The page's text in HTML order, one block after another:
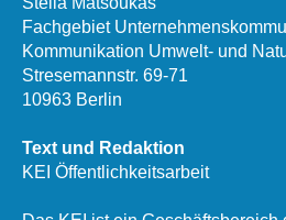
Fachgebiet
Kommunikation Umwelt- und
Stresemannstr. 69-71
10963 Berlin
Text und Redaktion
KEI Öffentlichkeitsarbeit